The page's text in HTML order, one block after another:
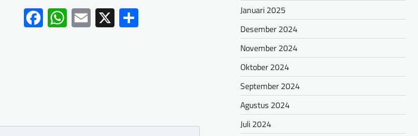
Facebook
WhatsApp
Email
X Share
Januari 2025
Desember 2024
November 2024
Oktober 2024
September 2024
Agustus 2024
Juli 2024